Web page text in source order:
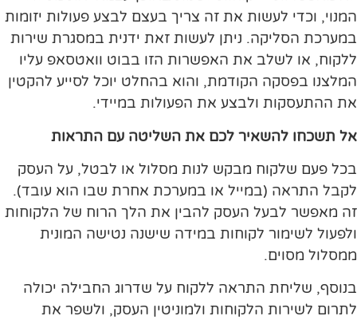
המנוי, וכדי לעשות את זה צריך בעצם לבצע פעולות יזומות
במערכת הסליקה. ניתן לעשות זאת ידנית במסגרת שירות
ללקוח, או לשלב את האפשרות הזו בבוט וואטסאפ עליו
המלצנו בפסקה הקודמת, והוא בהחלט יוכל לסייע להקטין
את ההתעסקות ולבצע את הפעולות במיידי.
אל תשכחו להשאיר לכם את השליטה עם התראות
בכל פעם שלקוח מבקש לנות מסלול או לבטל, על העסק
לקבל התראה (במייל או במערכת אחרת שבו הוא עובד).
זה מאפשר לבעל העסק להבין את הלך הרוח של הלקוחות
ולפעול לשימור לקוחות במידה שישנה נטישה המונית
ממסלול מסוים.
בנוסף, שליחת התראה ללקוח על שדרוג החבילה יכולה
לתרום לשירות הלקוחות ולמוניטין העסק, ולשפר את